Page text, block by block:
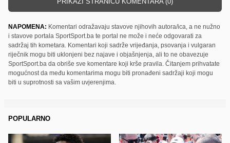
NAPOMENA: Komentari odražavaju stavove njihovih autora/ica, a ne nužno
i stavove portala SportSport.ba te portal ne može i neće odgovarati za
sadržaj tih kometara. Komentari koji sadrže vrijeđanja, psovanja i vulgaran
riječnik mogu biti uklonjeni bez najave i objašnjenja, ali to ne obavezuje
SportSport.ba da obriše sve komentare koji krše pravila. Čitanjem prihvatate
mogućnost da među komentarima mogu biti pronađeni sadržaji koji mogu
biti u suprotnosti sa vašim uvjerenjima.
POPULARNO